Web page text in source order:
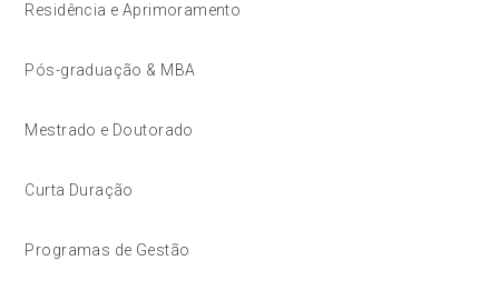
Residência e Aprimoramento
Pós-graduação & MBA
Mestrado e Doutorado
Curta Duração
Programas de Gestão